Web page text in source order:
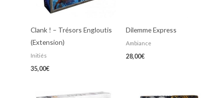
Clank ! – Trésors Engloutis
(Extension)
Initiés
35,00€
Dilemme Express
Ambiance
28,00€